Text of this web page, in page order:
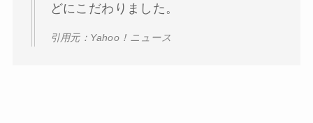
どにこだわりました。
引用元：Yahoo！ニュース